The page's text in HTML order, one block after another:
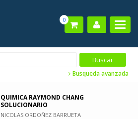
0
Busqueda avanzada
QUIMICA RAYMOND CHANG
SOLUCIONARIO
NICOLAS ORDOÑEZ BARRUETA